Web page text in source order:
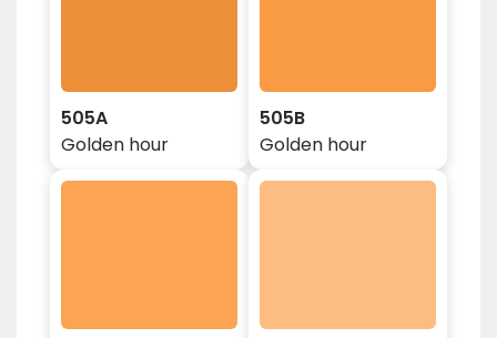
505A
Golden hour
505B
Golden hour